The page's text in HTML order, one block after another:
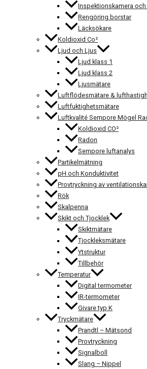
Inspektionskamera
Rengöring borstar
Läcksökare
Koldioxid Co²
Ljud och Ljus
Ljud klass 1
Ljud klass 2
Ljusmätare
Luftflödesmätare &
Luftfuktighetsmätare
Luftkvalité Sempore Mögel
Koldioxid CO²
Radon
Sempore luftanalys
Partikelmätning
pH och Konduktivitet
Provtryckning av
Rök
Skalpenna
Skikt och Tjocklek
Skiktmätare
Tjockleksmätare
Ytstruktur
Tillbehör
Temperatur
Digital termometer
IR-termometer
Givare typ K
Tryckmätare
Prandtl – Mätsond
Provtryckning
Signalboll
Slang – Nippel